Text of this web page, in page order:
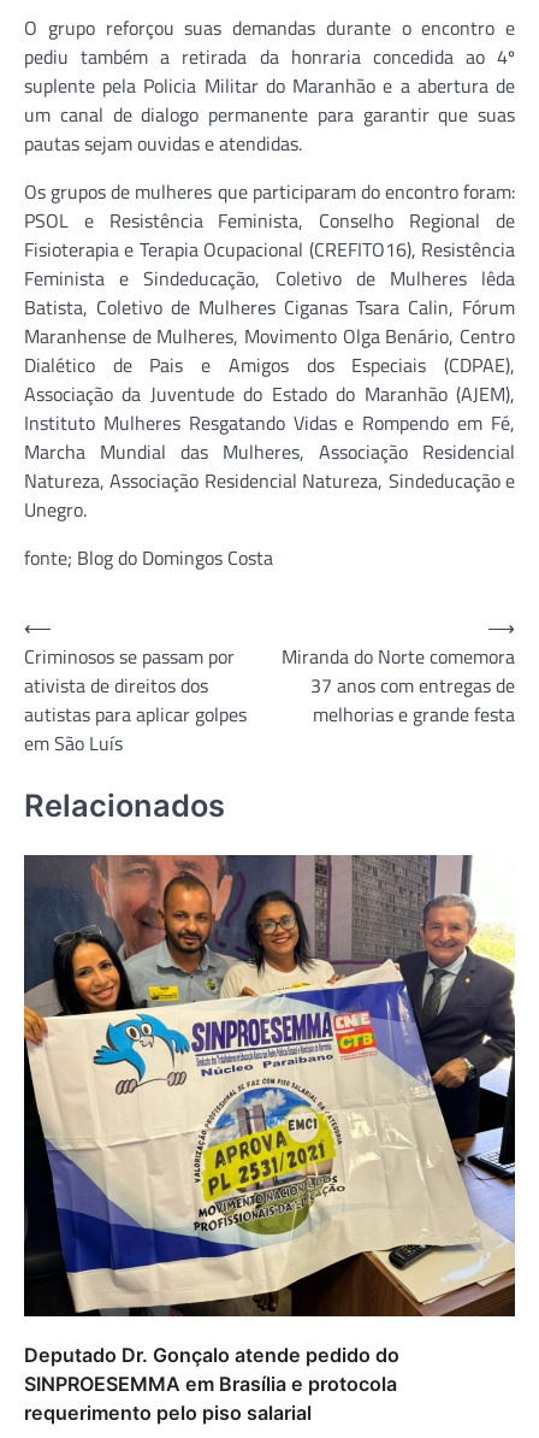
O grupo reforçou suas demandas durante o encontro e
pediu também a retirada da honraria concedida ao 4º
suplente pela Policia Militar do Maranhão e a abertura de
um canal de dialogo permanente para garantir que suas
pautas sejam ouvidas e atendidas.
Os grupos de mulheres que participaram do encontro foram:
PSOL e Resistência Feminista, Conselho Regional de
Fisioterapia e Terapia Ocupacional (CREFITO16), Resistência
Feminista e Sindeducação, Coletivo de Mulheres lêda
Batista, Coletivo de Mulheres Ciganas Tsara Calin, Fórum
Maranhense de Mulheres, Movimento Olga Benário, Centro
Dialético de Pais e Amigos dos Especiais (CDPAE),
Associação da Juventude do Estado do Maranhão (AJEM),
Instituto Mulheres Resgatando Vidas e Rompendo em Fé,
Marcha Mundial das Mulheres, Associação Residencial
Natureza, Associação Residencial Natureza, Sindeducação e
Unegro.
fonte; Blog do Domingos Costa
Navegação
de
Post
⟵
Criminosos se passam por
ativista de direitos dos
autistas para aplicar golpes
em São Luís
Miranda do Norte comemora
37 anos com entregas de
melhorias e grande festa
⟶
Relacionados
Deputado Dr. Gonçalo atende pedido do
SINPROESEMMA em Brasília e protocola
requerimento pelo piso salarial